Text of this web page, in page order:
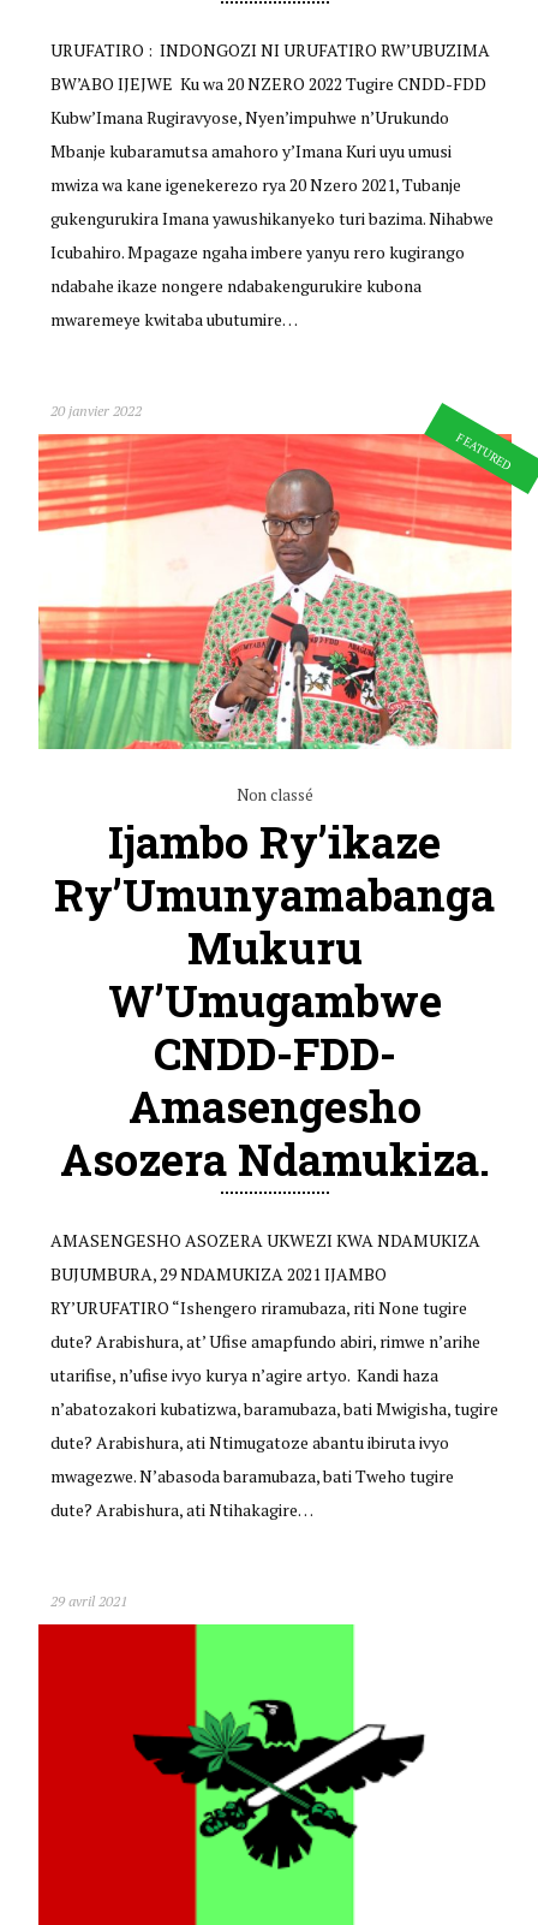
URUFATIRO : INDONGOZI NI URUFATIRO RW’UBUZIMA
BW’ABO IJEJWE Ku wa 20 NZERO 2022 Tugire CNDD-FDD
Kubw’Imana Rugiravyose, Nyen’impuhwe n’Urukundo
Mbanje kubaramutsa amahoro y’Imana Kuri uyu umusi
mwiza wa kane igenekerezo rya 20 Nzero 2021, Tubanje
gukengurukira Imana yawushikanyeko turi bazima. Nihabwe
Icubahiro. Mpagaze ngaha imbere yanyu rero kugirango
ndabahe ikaze nongere ndabakengurukire kubona
mwaremeye kwitaba ubutumire…
20 janvier 2022
FEATURED
Non classé
Ijambo Ry’ikaze
Ry’Umunyamabanga
Mukuru
W’Umugambwe
CNDD-FDD-
Amasengesho
Asozera Ndamukiza.
AMASENGESHO ASOZERA UKWEZI KWA NDAMUKIZA
BUJUMBURA, 29 NDAMUKIZA 2021 IJAMBO
RY’URUFATIRO “Ishengero riramubaza, riti None tugire
dute? Arabishura, at’ Ufise amapfundo abiri, rimwe n’arihe
utarifise, n’ufise ivyo kurya n’agire artyo. Kandi haza
n’abatozakori kubatizwa, baramubaza, bati Mwigisha, tugire
dute? Arabishura, ati Ntimugatoze abantu ibiruta ivyo
mwagezwe. N’abasoda baramubaza, bati Tweho tugire
dute? Arabishura, ati Ntihakagire…
29 avril 2021